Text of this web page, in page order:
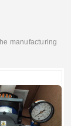
manufacturing